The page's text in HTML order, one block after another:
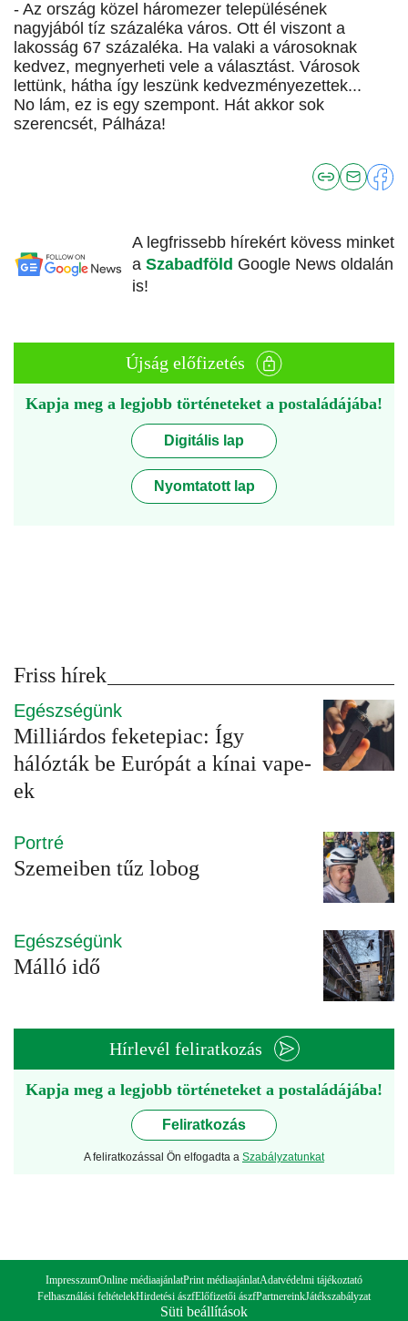
- Az ország közel háromezer településének
nagyjából tíz százaléka város. Ott él viszont a
lakosság 67 százaléka. Ha valaki a városoknak
kedvez, megnyerheti vele a választást. Városok
lettünk, hátha így leszünk kedvezményezettek...
No lám, ez is egy szempont. Hát akkor sok
szerencsét, Pálháza!
A legfrissebb hírekért kövess minket
a Szabadföld Google News oldalán
is!
Újság előfizetés
Kapja meg a legjobb történeteket a postaládájába!
Digitális lap
Nyomtatott lap
Friss hírek
Egészségünk
Milliárdos feketepiac: Így
hálózták be Európát a kínai vape-
ek
Portré
Szemeiben tűz lobog
Egészségünk
Málló idő
Hírlevél feliratkozás
Kapja meg a legjobb történeteket a postaládájába!
Feliratkozás
A feliratkozással Ön elfogadta a Szabályzatunkat
ImpresszumOnline médiaajánlatPrint médiaajánlatAdatvédelmi tájékoztató
Felhasználási feltételekHirdetési ászfElőfizetői ászfPartnereinkJátékszabályzat
Süti beállítások